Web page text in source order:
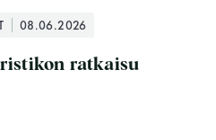
08.06.2026
ristikon ratkaisu